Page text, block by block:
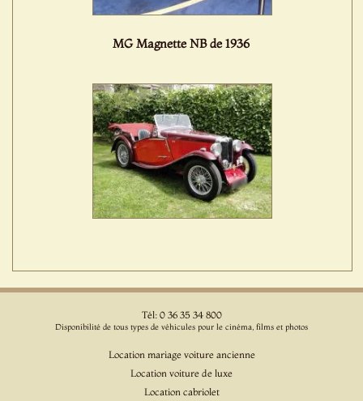
MG Magnette NB de 1936
Tél: 0 36 35 34 800
Disponibilité de tous types de véhicules pour le cinéma, films et photos
Location mariage voiture ancienne
Location voiture de luxe
Location cabriolet